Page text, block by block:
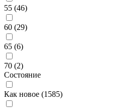
55 (46)
60 (29)
65 (6)
70 (2)
Состояние
Как новое (1585)